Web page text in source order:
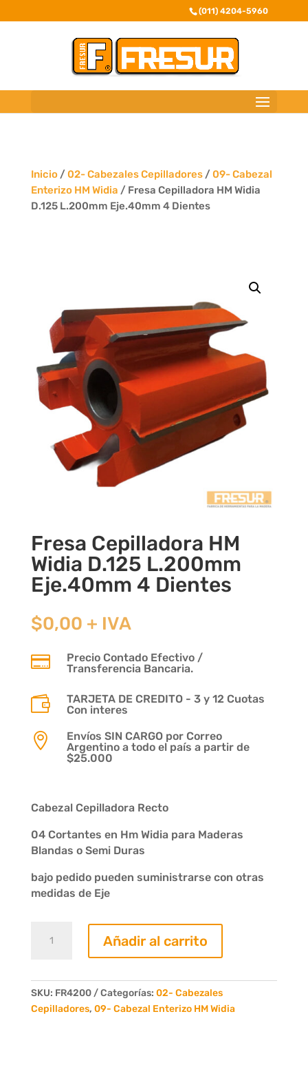
(011) 4204-5960
Inicio/ 02- Cabezales Cepilladores/ 09- Cabezal
Enterizo HM Widia / Fresa Cepilladora HM Widia
D.125 L.200mm Eje.40mm 4 Dientes
Fresa Cepilladora HM
Widia D.125 L.200mm
Eje.40mm 4 Dientes
$0,00 + IVA

Precio Contado Efectivo /
Transferencia Bancaria.

TARJETA DE CREDITO - 3 y 12 Cuotas
Con interes

Envíos SIN CARGO por Correo
Argentino a todo el país a partir de
$25.000
Cabezal Cepilladora Recto
04 Cortantes en Hm Widia para Maderas
Blandas o Semi Duras
bajo pedido pueden suministrarse con otras
medidas de Eje
Cepilladora
D.125
L.200mm
Añadir al carrito
SKU: FR4200 Categorías: 02- Cabezales
Cepilladores, 09- Cabezal Enterizo HM Widia